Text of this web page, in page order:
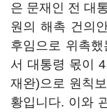
은 문재인 전 대
원의 해촉 건의
후임으로 위촉했
서 대통령 몫이 4
재완)으로 원칙
황입니다. 이와